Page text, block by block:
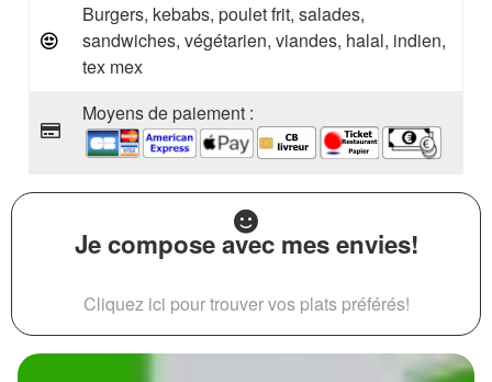
Burgers, kebabs, poulet frit, salades,
sandwiches, végétarien, viandes, halal, indien,
tex mex
Moyens de paiement :
Je compose avec mes envies!
Cliquez ici pour trouver vos plats préférés!